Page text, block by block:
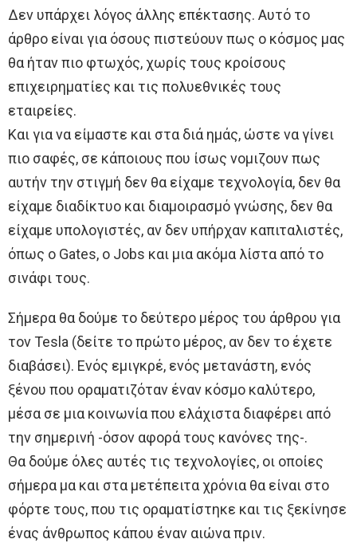
Δεν υπάρχει λόγος άλλης επέκτασης. Αυτό το
άρθρο είναι για όσους πιστεύουν πως ο κόσμος μας
θα ήταν πιο φτωχός, χωρίς τους κροίσους
επιχειρηματίες και τις πολυεθνικές τους
εταιρείες.
Και για να είμαστε και στα διά ημάς, ώστε να γίνει
πιο σαφές, σε κάποιους που ίσως νομιζουν πως
αυτήν την στιγμή δεν θα είχαμε τεχνολογία, δεν θα
είχαμε διαδίκτυο και διαμοιρασμό γνώσης, δεν θα
είχαμε υπολογιστές, αν δεν υπήρχαν καπιταλιστές,
όπως ο Gates, ο Jobs και μια ακόμα λίστα από το
σινάφι τους.
Σήμερα θα δούμε το δεύτερο μέρος του άρθρου για
τον Tesla (δείτε το πρώτο μέρος, αν δεν το έχετε
διαβάσει). Ενός εμιγκρέ, ενός μετανάστη, ενός
ξένου που οραματιζόταν έναν κόσμο καλύτερο,
μέσα σε μια κοινωνία που ελάχιστα διαφέρει από
την σημερινή -όσον αφορά τους κανόνες της-.
Θα δούμε όλες αυτές τις τεχνολογίες, οι οποίες
σήμερα μα και στα μετέπειτα χρόνια θα είναι στο
φόρτε τους, που τις οραματίστηκε και τις ξεκίνησε
ένας άνθρωπος κάπου έναν αιώνα πριν.